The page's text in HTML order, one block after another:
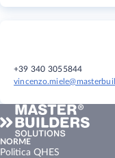
+39 340 3055844
NORME
Politica QHES